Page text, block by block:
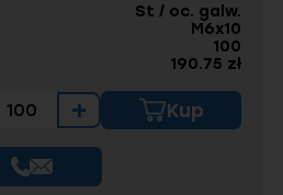
St / oc. galw.
M6x10
100
190.75 zł
+ Kup